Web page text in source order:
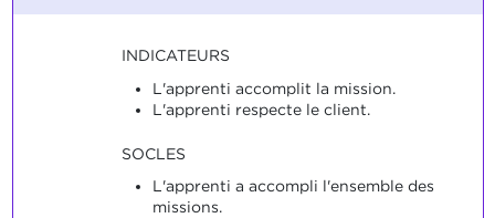
INDICATEURS
L'apprenti accomplit la mission.
L'apprenti respecte le client.
SOCLES
L'apprenti a accompli l'ensemble des
missions.